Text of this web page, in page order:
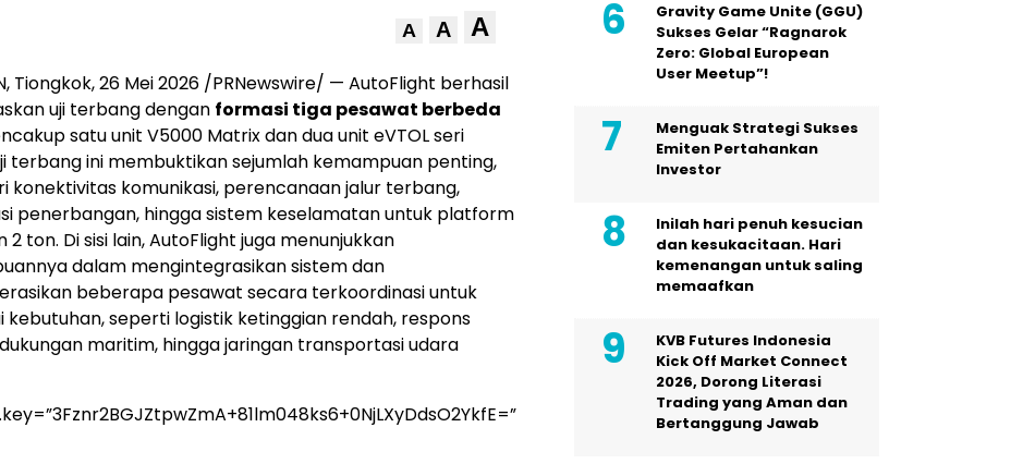
A A A
Tiongkok, 26 Mei 2026 /PRNewswire/ — AutoFlight berhasil
uji terbang dengan formasi tiga pesawat berbeda
satu unit V5000 Matrix dan dua unit eVTOL seri
terbang ini membuktikan sejumlah kemampuan penting,
konektivitas komunikasi, perencanaan jalur terbang,
penerbangan, hingga sistem keselamatan untuk platform
2 ton. Di sisi lain, AutoFlight juga menunjukkan
dalam mengintegrasikan sistem dan
beberapa pesawat secara terkoordinasi untuk
kebutuhan, seperti logistik ketinggian rendah, respons
maritim, hingga jaringan transportasi udara
Gravity Game Unite (GGU)
Sukses Gelar “Ragnarok
Zero: Global European
User Meetup”!
Menguak Strategi Sukses
Emiten Pertahankan
Investor
Inilah hari penuh kesucian
dan kesukacitaan. Hari
kemenangan untuk saling
memaafkan
KVB Futures Indonesia
Kick Off Market Connect
2026, Dorong Literasi
Trading yang Aman dan
Bertanggung Jawab